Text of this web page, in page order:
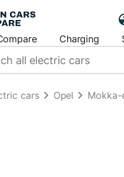
Charging
cars Opel Mokka-